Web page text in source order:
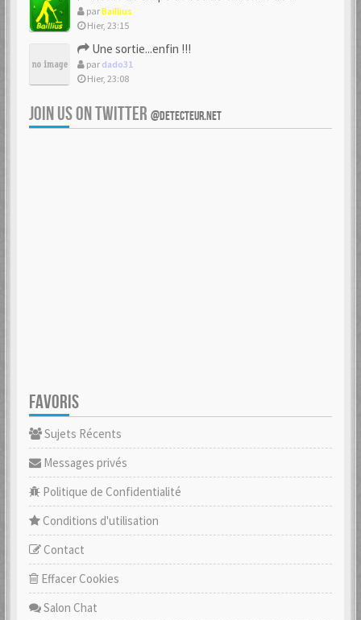
parBaillius
Hier, 23:15
Une sortie...enfin !!!
par dado31
Hier, 23:08
JOIN US ON TWITTER @DETECTEUR.NET
FAVORIS
Sujets Récents
Messages privés
Politique de Confidentialité
Conditions d'utilisation
Contact
Effacer Cookies
Salon Chat